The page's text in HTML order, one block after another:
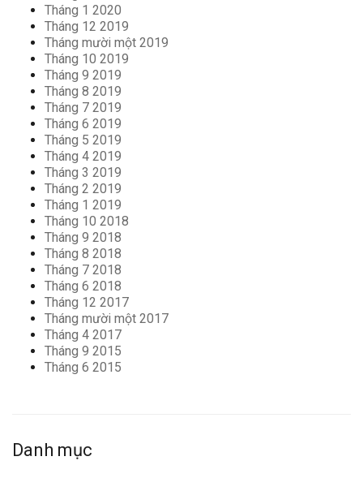
Tháng 1 2020
Tháng 12 2019
Tháng mười một 2019
Tháng 10 2019
Tháng 9 2019
Tháng 8 2019
Tháng 7 2019
Tháng 6 2019
Tháng 5 2019
Tháng 4 2019
Tháng 3 2019
Tháng 2 2019
Tháng 1 2019
Tháng 10 2018
Tháng 9 2018
Tháng 8 2018
Tháng 7 2018
Tháng 6 2018
Tháng 12 2017
Tháng mười một 2017
Tháng 4 2017
Tháng 9 2015
Tháng 6 2015
Danh mục